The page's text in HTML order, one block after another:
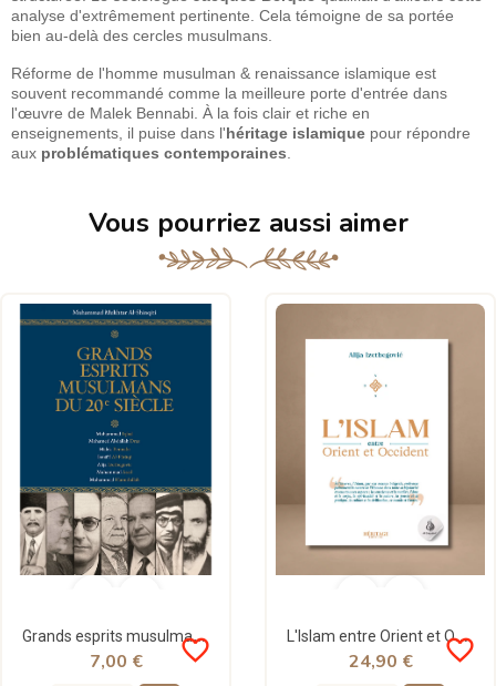
analyse d'extrêmement pertinente. Cela témoigne de sa portée
bien au-delà des cercles musulmans.
Réforme de l'homme musulman & renaissance islamique est
souvent recommandé comme la meilleure porte d'entrée dans
l'œuvre de Malek Bennabi. À la fois clair et riche en
enseignements, il puise dans l'héritage islamique pour répondre
aux problématiques contemporaines
Vous pourriez aussi aimer
Grands esprits musulmans du 20e siècle - Héritage
favorite_border
7,00 €
L'Islam entre Orient et Occident - Alija Izetbegovic - Héritage
favorite_border
24,90 €